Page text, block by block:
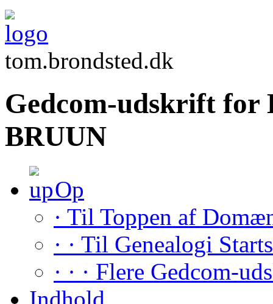
tom.brondsted.dk
Gedcom-udskrift
BRUUN
Op
· Til Toppen af
· · Til Genealogi
· · · Flere Gedcom-
Indhold